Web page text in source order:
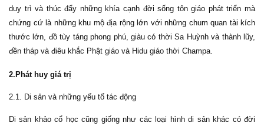
duy trì và thúc đẩy những khía cạnh đời sống tôn giáo phát triển mà
chứng cứ là những khu mộ địa rộng lớn với những chum quan tài kích
thước lớn, đồ tùy táng phong phú, giàu có thời Sa Huỳnh và thành lũy,
đền tháp và điêu khắc Phật giáo và Hidu giáo thời Champa.
2.Phát huy giá trị
2.1. Di sản và những yếu tố tác động
Di sản khảo cổ học cũng giống như các loại hình di sản khác có đời